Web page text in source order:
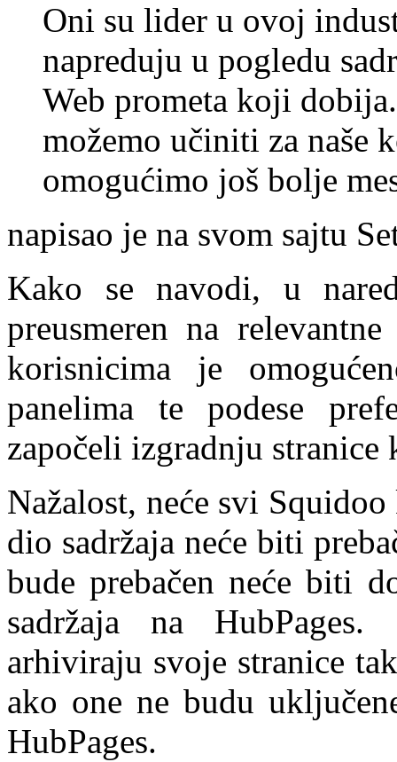
Oni su lider u ovoj
napreduju u pogledu
Web prometa koji
možemo učiniti za naše
omogućimo još bolje
napisao je na svom sajtu
Kako se navodi, u
preusmeren na
korisnicima je
panelima te podese
započeli izgradnju stranice
Nažalost, neće svi
dio sadržaja neće biti
bude prebačen neće biti
sadržaja na
arhiviraju svoje stranice
ako one ne budu
HubPages.